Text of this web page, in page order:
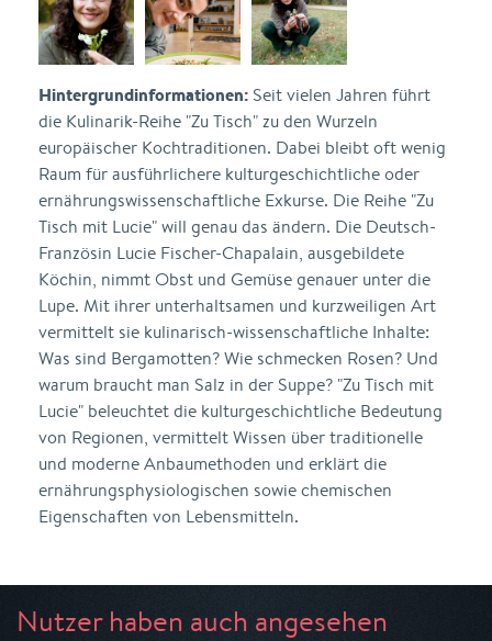
Hintergrundinformationen: Seit vielen Jahren führt
die Kulinarik-Reihe "Zu Tisch" zu den Wurzeln
europäischer Kochtraditionen. Dabei bleibt oft wenig
Raum für ausführlichere kulturgeschichtliche oder
ernährungswissenschaftliche Exkurse. Die Reihe "Zu
Tisch mit Lucie" will genau das ändern. Die Deutsch-
Französin Lucie Fischer-Chapalain, ausgebildete
Köchin, nimmt Obst und Gemüse genauer unter die
Lupe. Mit ihrer unterhaltsamen und kurzweiligen Art
vermittelt sie kulinarisch-wissenschaftliche Inhalte:
Was sind Bergamotten? Wie schmecken Rosen? Und
warum braucht man Salz in der Suppe? "Zu Tisch mit
Lucie" beleuchtet die kulturgeschichtliche Bedeutung
von Regionen, vermittelt Wissen über traditionelle
und moderne Anbaumethoden und erklärt die
ernährungsphysiologischen sowie chemischen
Eigenschaften von Lebensmitteln.
Nutzer haben auch angesehen